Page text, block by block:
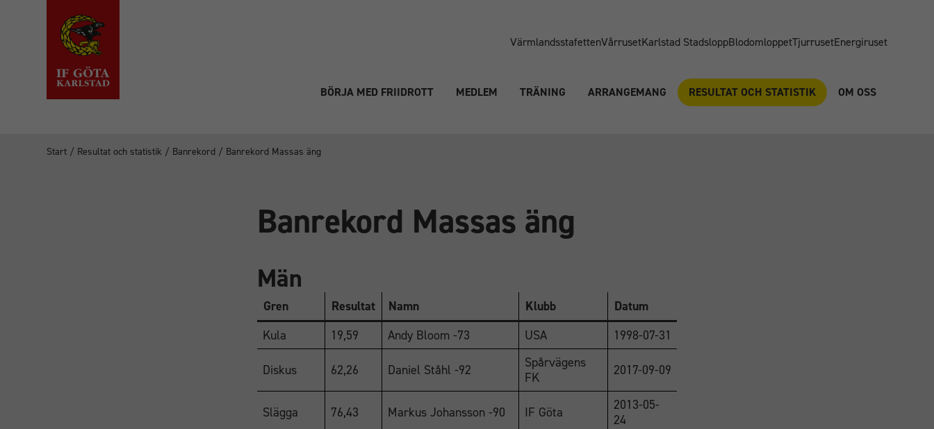
VärmlandsstafettenVårrusetKarlstad StadsloppBlodomloppetTjurrusetEnergiruset
BÖRJA MED FRIIDROTT MEDLEM TRÄNING ARRANGEMANG RESULTAT OCH STATISTIK OM OSS
Start / Resultat och statistik / Banrekord / Banrekord Massas äng
Banrekord Massas äng
Män
Gren Resultat Namn Klubb
Datum
Kula
19,59 Andy Bloom -73 USA 1998-07-31
Diskus 62,26 Daniel Ståhl -92
Spårvägens
FK
2017-09-09
Slägga 76,43 Markus Johansson -90 IF Göta
2013-05-
24